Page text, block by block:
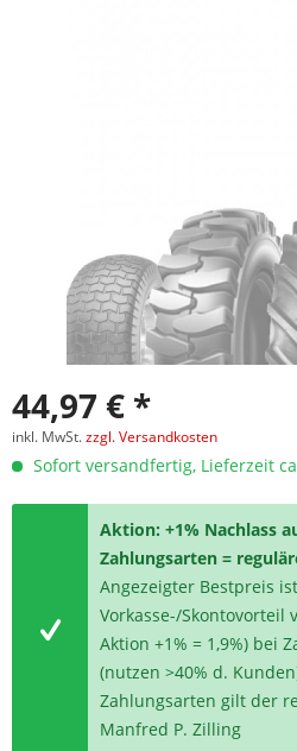
44,97 € *
inkl. MwSt.zzgl. Versandkosten
Sofort versandfertig, Lieferzeit
Aktion: +1% Nachlass
Zahlungsarten =
Angezeigter Bestpreis
Vorkasse-/Skontovorteil
Aktion +1% = 1,9%) bei
(nutzen >40% d.
Zahlungsarten gilt der
Manfred P. Zilling